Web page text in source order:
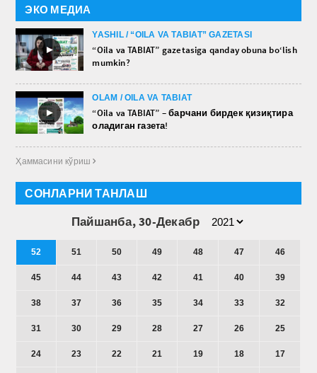
ЭКО МЕДИА
►
YASHIL / “OILA VA TABIAT” GAZETASI
“Oila va TABIAT” gazetasiga qanday obuna bo‘lish
mumkin?
►
OLAM / OILA VA TABIAT
“Oila va TABIAT” – барчани бирдек қизиқтира
оладиган газета!
Ҳаммасини кўриш 
СОНЛАРНИ ТАНЛАШ
Пайшанба, 30-Декабр
52 51 50 49 48 47 46
45 44 43 42 41 40 39
38 37 36 35 34 33 32
31 30 29 28 27 26 25
24 23 22 21 19 18 17